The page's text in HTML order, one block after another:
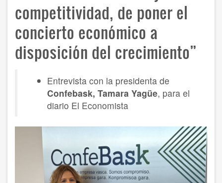
competitividad, de poner el
concierto económico a
disposición del crecimiento”
Entrevista con la presidenta de
Confebask, Tamara Yagüe, para el
diario El Economista